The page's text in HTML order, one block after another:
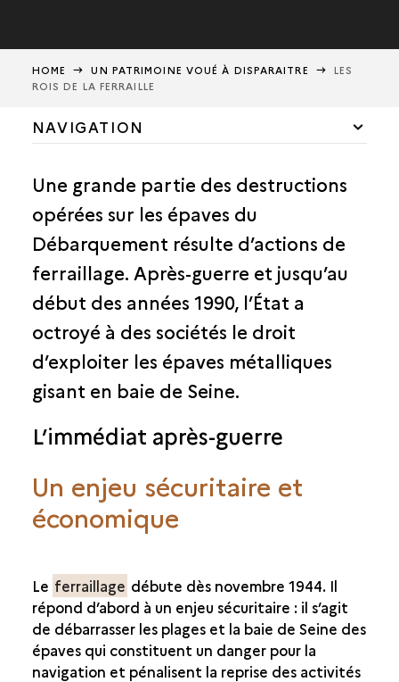
HOME UN PATRIMOINE VOUÉ À DISPARAITRE
LES
ROIS DE LA FERRAILLE
NAVIGATION
LES ROIS DE LA FERRAILLE
LE CAS DU PORT ARTIFICIEL AU LARGE D’ARROMANCHES
Une grande partie des destructions
opérées sur les épaves du
Débarquement résulte d’actions de
ferraillage. Après-guerre et jusqu’au
début des années 1990, l’État a
octroyé à des sociétés le droit
d’exploiter les épaves métalliques
gisant en baie de Seine.
L’immédiat après-guerre
Un enjeu sécuritaire et
économique
Le ferraillage débute dès novembre 1944. Il
répond d’abord à un enjeu sécuritaire : il s’agit
de débarrasser les plages et la baie de Seine des
épaves qui constituent un danger pour la
navigation et pénalisent la reprise des activités